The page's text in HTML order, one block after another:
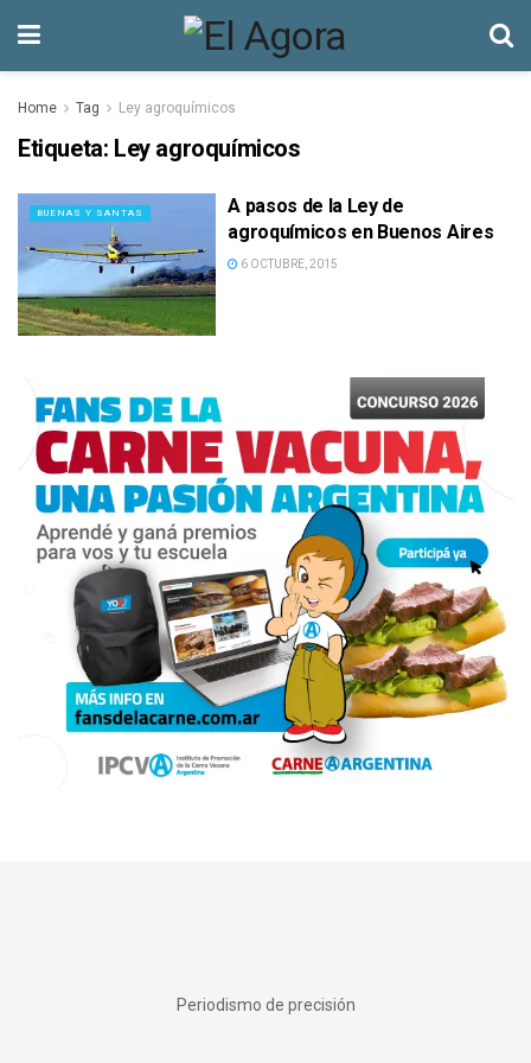
Home Tag Ley agroquímicos
Etiqueta: Ley agroquímicos
BUENAS Y SANTAS
A pasos de la Ley de
agroquímicos en Buenos Aires
6 OCTUBRE, 2015
Periodismo de precisión